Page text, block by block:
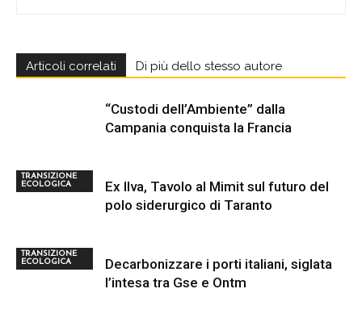
Articoli correlati Di più dello stesso autore
TRANSIZIONE
ECOLOGICA
“Custodi dell’Ambiente” dalla
Campania conquista la Francia
TRANSIZIONE
ECOLOGICA
Ex Ilva, Tavolo al Mimit sul futuro del
polo siderurgico di Taranto
Decarbonizzare i porti italiani, siglata
l’intesa tra Gse e Ontm